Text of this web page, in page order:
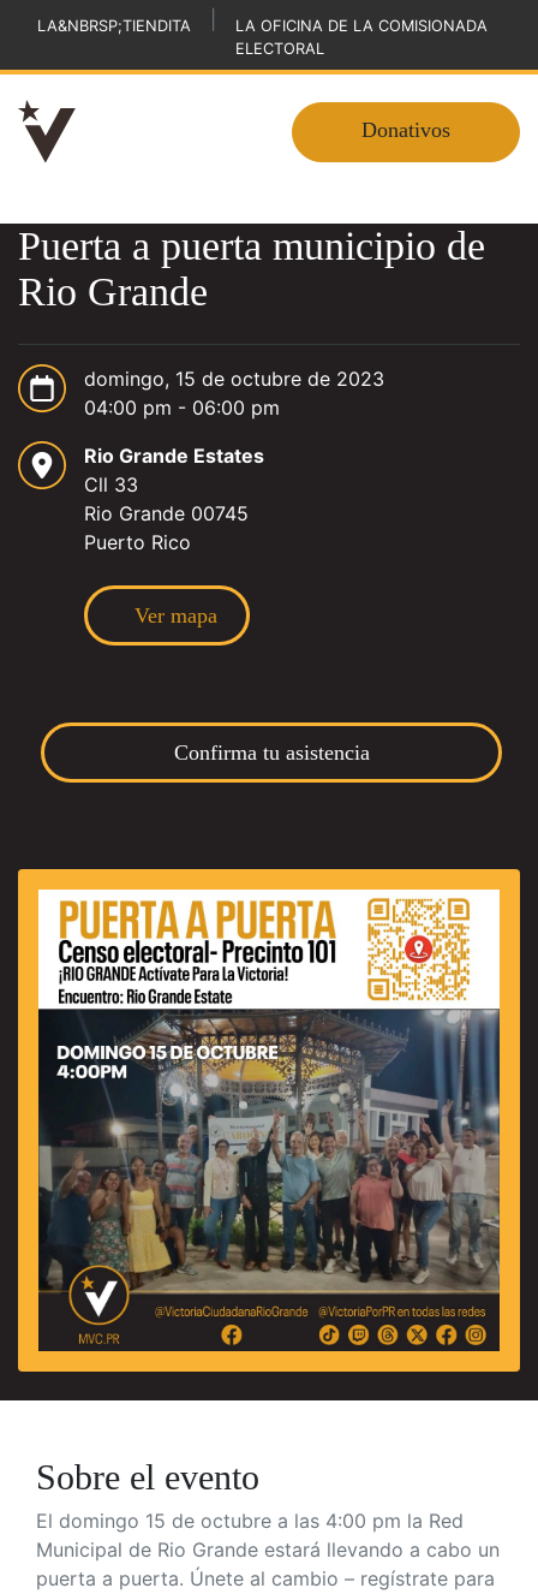
LA&NBRSP;TIENDITA
LA OFICINA DE LA COMISIONADA
ELECTORAL
Donativos
Puerta a puerta municipio de
Rio Grande
domingo, 15 de octubre de 2023
04:00 pm - 06:00 pm
Rio Grande Estates
Cll 33
Rio Grande 00745
Puerto Rico
Ver mapa
Confirma tu asistencia
Sobre el evento
El domingo 15 de octubre a las 4:00 pm la Red
Municipal de Rio Grande estará llevando a cabo un
puerta a puerta. Únete al cambio – regístrate para